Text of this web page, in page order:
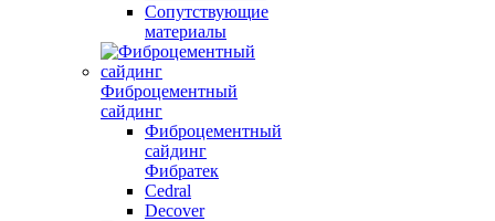
Сопутствующие
материалы
Фиброцементный
сайдинг
Фиброцементный
сайдинг
Фибратек
Cedral
Decover